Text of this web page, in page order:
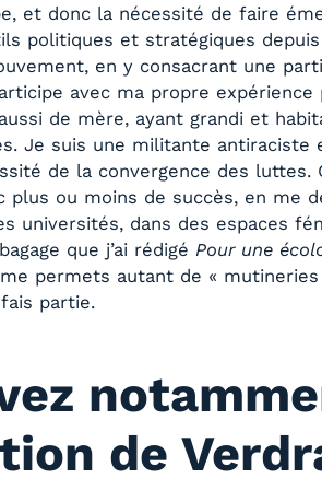
et donc la nécessité de faire
politiques et stratégiques
en y consacrant une
avec ma propre
de mère, ayant grandi et
Je suis une militante antiraciste
de la convergence des
plus ou moins de succès, en me
universités, dans des espaces
que j’ai rédigéPour une
permets autant de «
partie.
de